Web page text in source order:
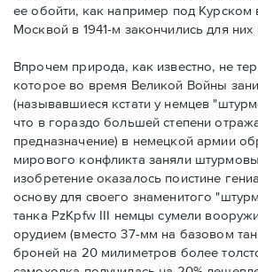
ее обойти, как например под Курском
Москвой в 1941-м закончились для них
Впрочем природа, как известно, не
которое во время Великой Войны
(называвшиеся кстати у немцев
что в гораздо большей степени
предназначение) в немецкой армии
мирового конфликта заняли
изобретение оказалось поистине
основу для своего знаменитого
танка PzKpfw III немцы сумели
орудием (вместо 37-мм на базовом
броней на 20 милиметров более